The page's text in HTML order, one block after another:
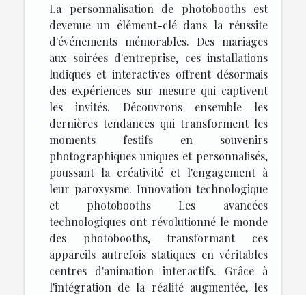
La personnalisation de photobooths est
devenue un élément-clé dans la réussite
d'événements mémorables. Des mariages
aux soirées d'entreprise, ces installations
ludiques et interactives offrent désormais
des expériences sur mesure qui captivent
les invités. Découvrons ensemble les
dernières tendances qui transforment les
moments festifs en souvenirs
photographiques uniques et personnalisés,
poussant la créativité et l'engagement à
leur paroxysme. Innovation technologique
et photobooths Les avancées
technologiques ont révolutionné le monde
des photobooths, transformant ces
appareils autrefois statiques en véritables
centres d'animation interactifs. Grâce à
l'intégration de la réalité augmentée, les